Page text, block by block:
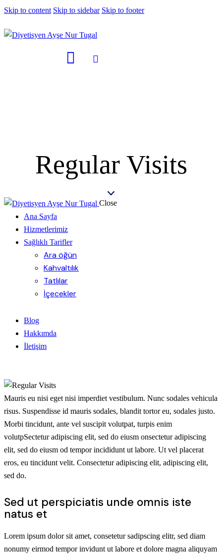
Skip to content Skip to sidebar Skip to footer
Regular Visits
Close
Ana Sayfa
Hizmetlerimiz
Sağlıklı Tarifler
Ara öğün
Kahvaltılık
Tatlılar
İçecekler
Blog
Hakkımda
İletişim
Mauris eu nisi eget nisi imperdiet vestibulum. Nunc sodales vehicula
risus. Suspendisse id mauris sodales, blandit tortor eu, sodales justo.
Morbi tincidunt, ante vel suscipit volutpat, turpis enim
volutpSectetur adipiscing elit, sed do eiusm onsectetur adipiscing
elit, sed do eiusm od tempor incididunt ut labore. Ut vel placerat
eros, eu tincidunt velit. Consectetur adipiscing elit, adipiscing elit,
sed do.
Sed ut perspiciatis unde omnis iste
natus et
Lorem ipsum dolor sit amet, consetetur sadipscing elitr, sed diam
nonumy eirmod tempor invidunt ut labore et dolore magna aliquyam